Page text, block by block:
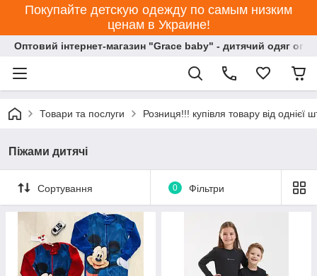
Покупайте детскую одежду по самым низким
ценам в Украине!
Оптовий інтернет-магазин "Grace baby" - дитячий одяг
Товари та послуги Розниця!!! купівля товару від однієї
Піжами дитячі
Сортування 0 Фільтри